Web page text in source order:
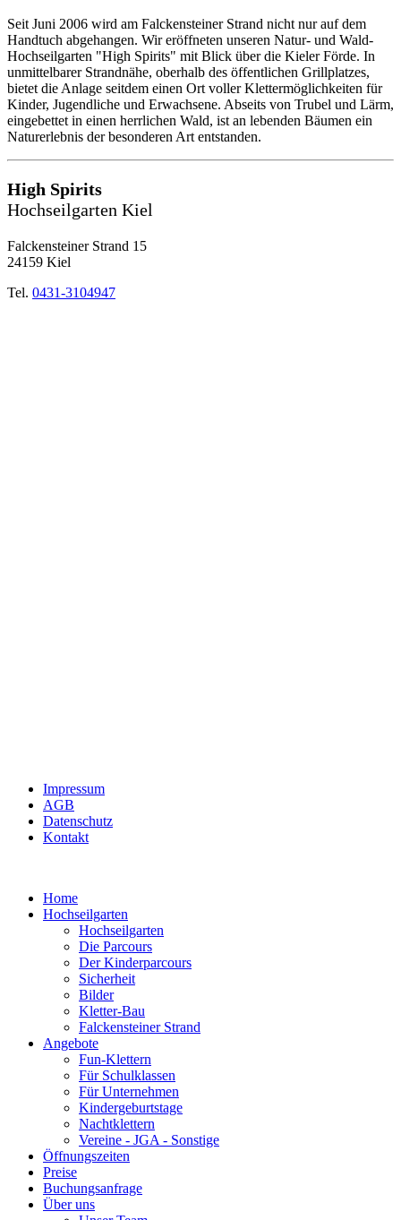
Seit Juni 2006 wird am Falckensteiner Strand nicht nur auf dem
Handtuch abgehangen. Wir eröffneten unseren Natur- und Wald-
Hochseilgarten "High Spirits" mit Blick über die Kieler Förde. In
unmittelbarer Strandnähe, oberhalb des öffentlichen Grillplatzes,
bietet die Anlage seitdem einen Ort voller Klettermöglichkeiten für
Kinder, Jugendliche und Erwachsene. Abseits von Trubel und Lärm,
eingebettet in einen herrlichen Wald, ist an lebenden Bäumen ein
Naturerlebnis der besonderen Art entstanden.
High Spirits
Hochseilgarten Kiel
Falckensteiner Strand 15
24159 Kiel
Tel. 0431-3104947
Impressum
AGB
Datenschutz
Kontakt
Home
Hochseilgarten
Hochseilgarten
Die Parcours
Der Kinderparcours
Sicherheit
Bilder
Kletter-Bau
Falckensteiner Strand
Angebote
Fun-Klettern
Für Schulklassen
Für Unternehmen
Kindergeburtstage
Nachtklettern
Vereine - JGA - Sonstige
Öffnungszeiten
Preise
Buchungsanfrage
Über uns